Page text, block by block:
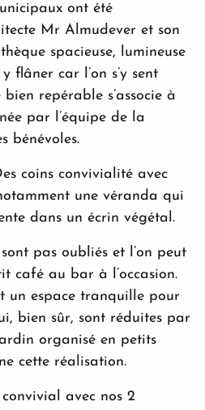
ont été
Mr Almudever et son
spacieuse, lumineuse
flâner car l’on s’y sent
repérable s’associe à
par l’équipe de la
bénévoles.
coins convivialité avec
une véranda qui
dans un écrin végétal.
pas oubliés et l’on peut
café au bar à l’occasion.
un espace tranquille pour
bien sûr, sont réduites par
organisé en petits
cette réalisation.
convivial avec nos 2